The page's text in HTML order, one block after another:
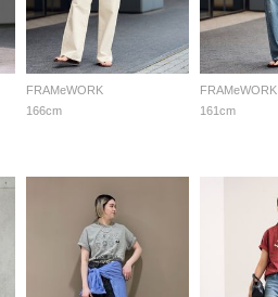
FRAMeWORK
166cm
FRAMeWORK
161cm